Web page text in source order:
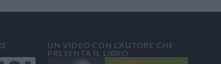
UN VIDEO CON L’AUTORE CHE
PRESENTA IL LIBRO